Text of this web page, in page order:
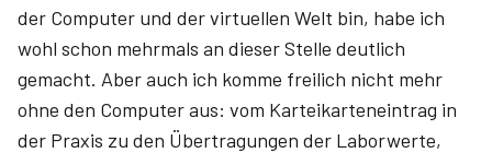
der Computer und der virtuellen Welt bin, habe ich
wohl schon mehrmals an dieser Stelle deutlich
gemacht. Aber auch ich komme freilich nicht mehr
ohne den Computer aus: vom Karteikarteneintrag in
der Praxis zu den Übertragungen der Laborwerte,